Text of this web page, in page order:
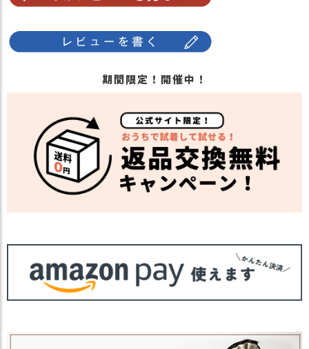
期間限定！開催中！